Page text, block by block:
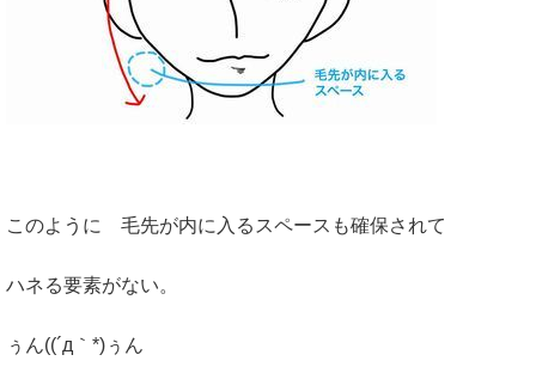
このように 毛先が内に入るスペースも確保されて
ハネる要素がない。
ぅん((´д｀*)ぅん